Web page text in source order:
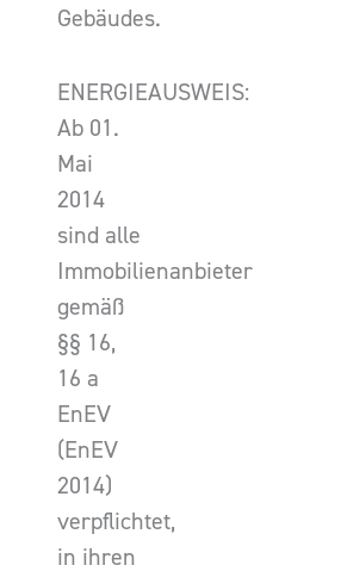
Gebäudes.
ENERGIEAUSWEIS:
Ab 01.
Mai
2014
sind alle
Immobilienanbieter
gemäß
§§ 16,
16 a
EnEV
(EnEV
2014)
verpflichtet,
in ihren